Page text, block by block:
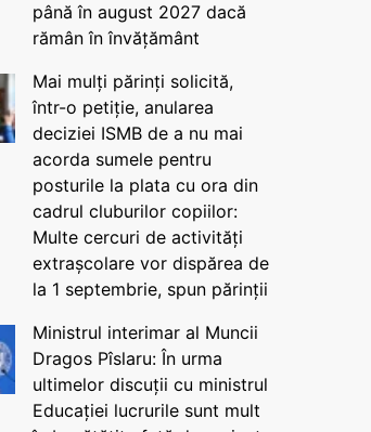
până în august 2027 dacă
rămân în învățământ
Mai mulți părinți solicită,
într-o petiție, anularea
deciziei ISMB de a nu mai
acorda sumele pentru
posturile la plata cu ora din
cadrul cluburilor copiilor:
Multe cercuri de activități
extrașcolare vor dispărea de
la 1 septembrie, spun părinții
Ministrul interimar al Muncii
Dragos Pîslaru: În urma
ultimelor discuții cu ministrul
Educației lucrurile sunt mult